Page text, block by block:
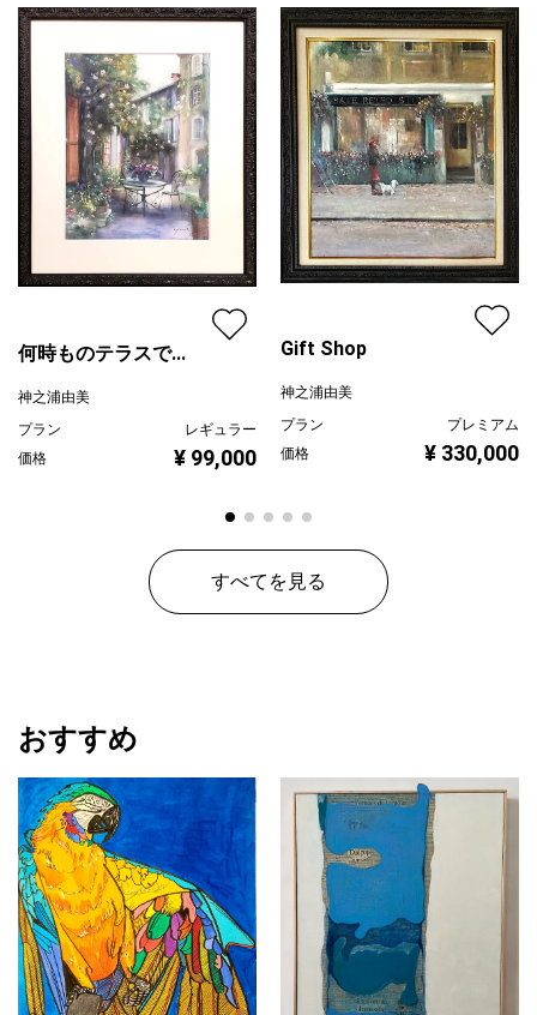
配送目安
二週間以内
何時ものテラスで...
神之浦由美
プラン
レギュラー
価格
¥ 99,000
Gift Shop
神之浦由美
プラン
プレミアム
価格
¥ 330,000
すべてを見る
おすすめ